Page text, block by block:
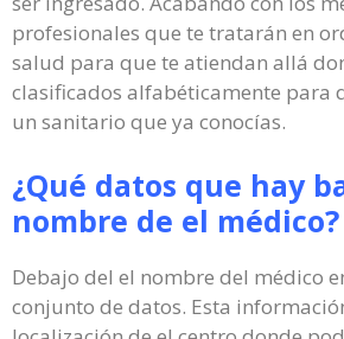
profesionales que te tratarán en
salud para que te atiendan allá
clasificados alfabéticamente para
un sanitario que ya conocías.
¿Qué datos que hay
nombre de el médico?
Debajo del el nombre del médico
conjunto de datos. Esta